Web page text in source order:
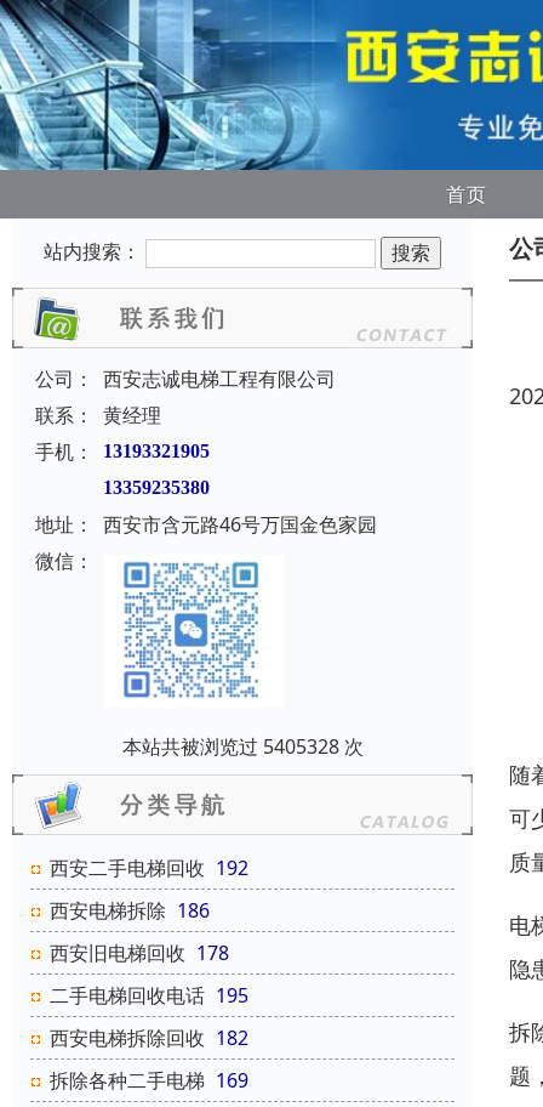
首页
站内搜索：
公司：
西安志诚电梯工程有限公司
联系：
黄经理
手机：
13193321905
13359235380
地址：
西安市含元路46号万国金色家园
微信：
本站共被浏览过 5405328 次
西安二手电梯回收 192
西安电梯拆除 186
西安旧电梯回收 178
二手电梯回收电话 195
西安电梯拆除回收 182
拆除各种二手电梯 169
公
随
可
质
电
隐
拆
题